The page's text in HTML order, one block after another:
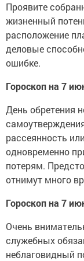
Проявите
жизненный
расположение
деловые
ошибке.
Гороскоп на 7
День обретения
рассеянность
одновременно
потерям.
отнимут много
Гороскоп на 7
Очень
служебных
неблаговидный